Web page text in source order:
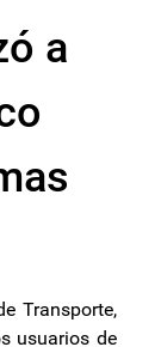
a
Transporte,
usuarios de